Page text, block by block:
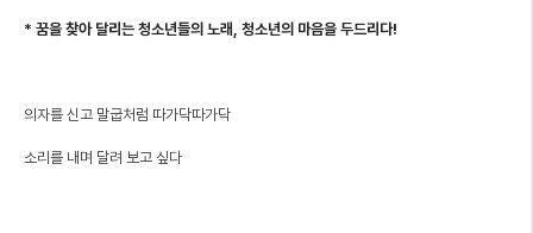
* 꿈을 찾아 달리는 청소년들의 노래, 청소년의 마음을 두드리다!
의자를 신고 말굽처럼 따가닥따가닥
소리를 내며 달려 보고 싶다